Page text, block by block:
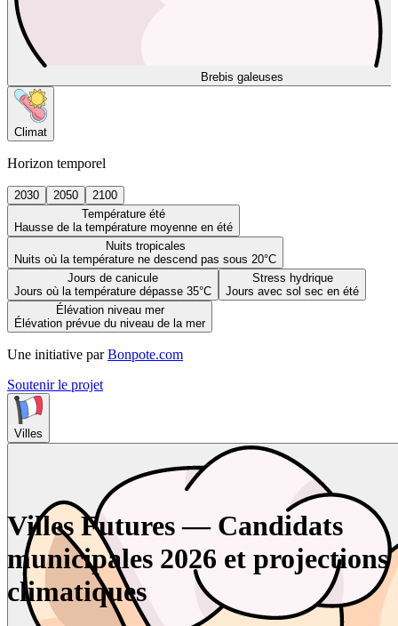
Brebis galeuses
Climat
Horizon temporel
2030 2050
2100
Température été
Hausse de la température moyenne en été
Nuits tropicales
Nuits où la température ne descend pas sous 20°C
Jours de canicule
Jours où la température dépasse 35°C
Stress hydrique
Jours avec sol sec en été
Élévation niveau mer
Élévation prévue du niveau de la mer
Une initiative par Bonpote.com
Soutenir le projet
Villes
Villes Futures — Candidats
municipales 2026 et projections
climatiques